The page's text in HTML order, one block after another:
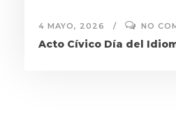
4 MAYO, 2026 NO
Acto Cívico Día del